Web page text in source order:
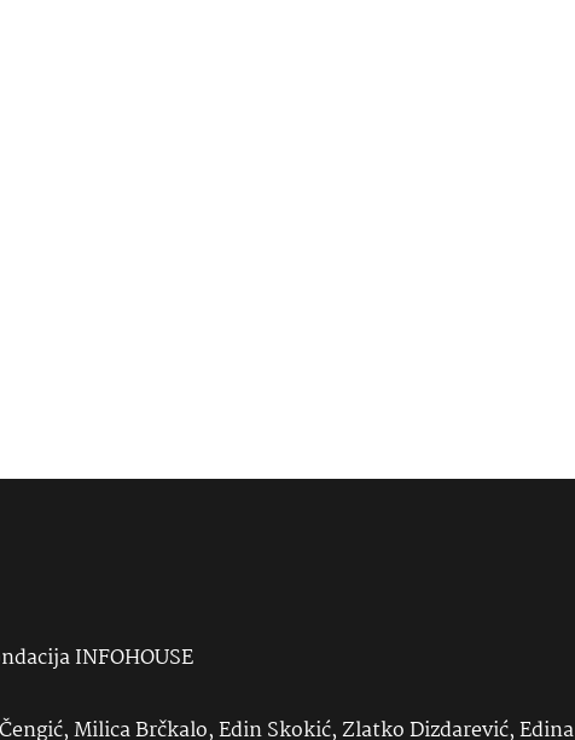
INFOHOUSE
Milica Brčkalo, Edin Skokić, Zlatko Dizdarević, Edina